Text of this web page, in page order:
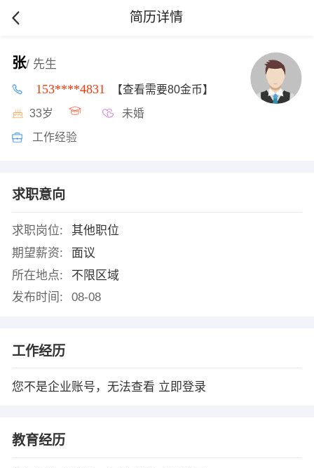
简历详情
张/ 先生
153****4831 【查看需要80金币】
33岁 未婚
工作经验
求职意向
求职岗位:
其他职位
期望薪资:
面议
所在地点:
不限区域
发布时间:
08-08
工作经历
您不是企业账号，无法查看 立即登录
教育经历